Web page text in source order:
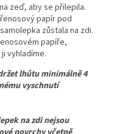
zeď, aby se přilepila.
papír pod
zůstala na zdi.
papíře,
vyhladíme.
lhůtu minimálně 4
vyschnutí
na zdi nejsou